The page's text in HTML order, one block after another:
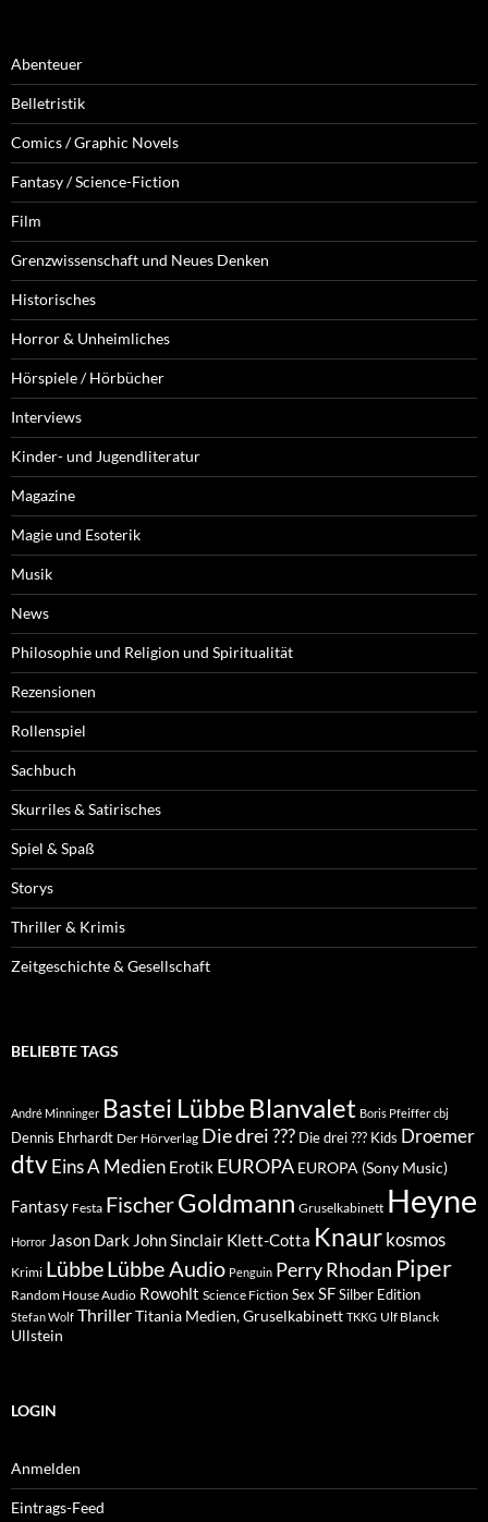
Abenteuer
Belletristik
Comics / Graphic Novels
Fantasy / Science-Fiction
Film
Grenzwissenschaft und Neues Denken
Historisches
Horror & Unheimliches
Hörspiele / Hörbücher
Interviews
Kinder- und Jugendliteratur
Magazine
Magie und Esoterik
Musik
News
Philosophie und Religion und Spiritualität
Rezensionen
Rollenspiel
Sachbuch
Skurriles & Satirisches
Spiel & Spaß
Storys
Thriller & Krimis
Zeitgeschichte & Gesellschaft
BELIEBTE TAGS
André Minninger Bastei Lübbe Blanvalet Boris Pfeiffer cbj
Dennis Ehrhardt Der Hörverlag Die drei ??? Die drei ??? Kids Droemer
dtvEins A Medien Erotik EUROPA EUROPA (Sony Music)
Fantasy Festa FischerGoldmann Gruselkabinett Heyne
Horror Jason Dark John Sinclair Klett-Cotta Knaur kosmos
Krimi LübbeLübbe Audio Penguin Perry Rhodan Piper
Random House Audio Rowohlt Science Fiction Sex SFSilber Edition
Stefan Wolf ThrillerTitania Medien, Gruselkabinett TKKG Ulf Blanck
Ullstein
LOGIN
Anmelden
Eintrags-Feed